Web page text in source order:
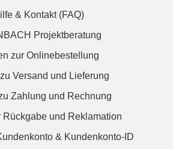
& Kontakt (FAQ)
Projektberatung
zur Onlinebestellung
Versand und Lieferung
Zahlung und Rechnung
Rückgabe und Reklamation
& Kundenkonto-ID